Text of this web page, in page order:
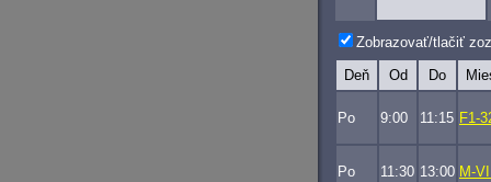
Zobrazovať/tlačiť
Deň Od Do
Po 9:00 11:15 F1-
Po 11:30 13:00 M-